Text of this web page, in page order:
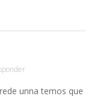
unna temos que